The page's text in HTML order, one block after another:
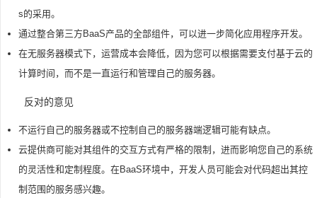
s的采用。
通过整合第三方BaaS产品的全部组件，可以进一步简化应用程序开发。
在无服务器模式下，运营成本会降低，因为您可以根据需要支付基于云的
计算时间，而不是一直运行和管理自己的服务器。
反对的意见
不运行自己的服务器或不控制自己的服务器端逻辑可能有缺点。
云提供商可能对其组件的交互方式有严格的限制，进而影响您自己的系统
的灵活性和定制程度。在BaaS环境中，开发人员可能会对代码超出其控
制范围的服务感兴趣。